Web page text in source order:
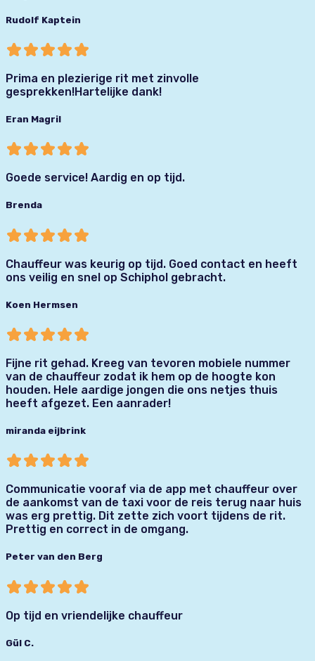
Rudolf Kaptein
Prima en plezierige rit met zinvolle
gesprekken!Hartelijke dank!
Eran Magril
Goede service! Aardig en op tijd.
Brenda
Chauffeur was keurig op tijd. Goed contact en heeft
ons veilig en snel op Schiphol gebracht.
Koen Hermsen
Fijne rit gehad. Kreeg van tevoren mobiele nummer
van de chauffeur zodat ik hem op de hoogte kon
houden. Hele aardige jongen die ons netjes thuis
heeft afgezet. Een aanrader!
miranda eijbrink
Communicatie vooraf via de app met chauffeur over
de aankomst van de taxi voor de reis terug naar huis
was erg prettig. Dit zette zich voort tijdens de rit.
Prettig en correct in de omgang.
Peter van den Berg
Op tijd en vriendelijke chauffeur
Gül C.